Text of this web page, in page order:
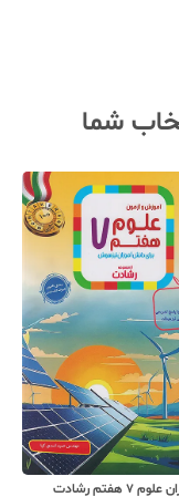
شما
7 هفتم رشادت